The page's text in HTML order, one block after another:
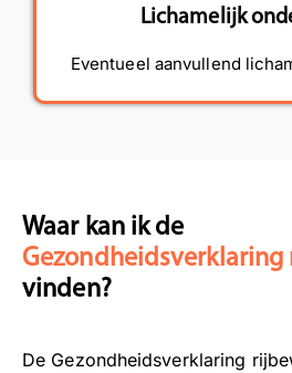
Lichamelijk
Eventueel aanvullend
Waar kan ik de
vinden?
De Gezondheidsverklaring